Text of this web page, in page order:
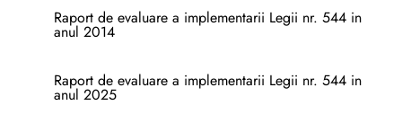
Raport de evaluare a implementarii Legii nr. 544 in
anul 2014
Raport de evaluare a implementarii Legii nr. 544 in
anul 2025